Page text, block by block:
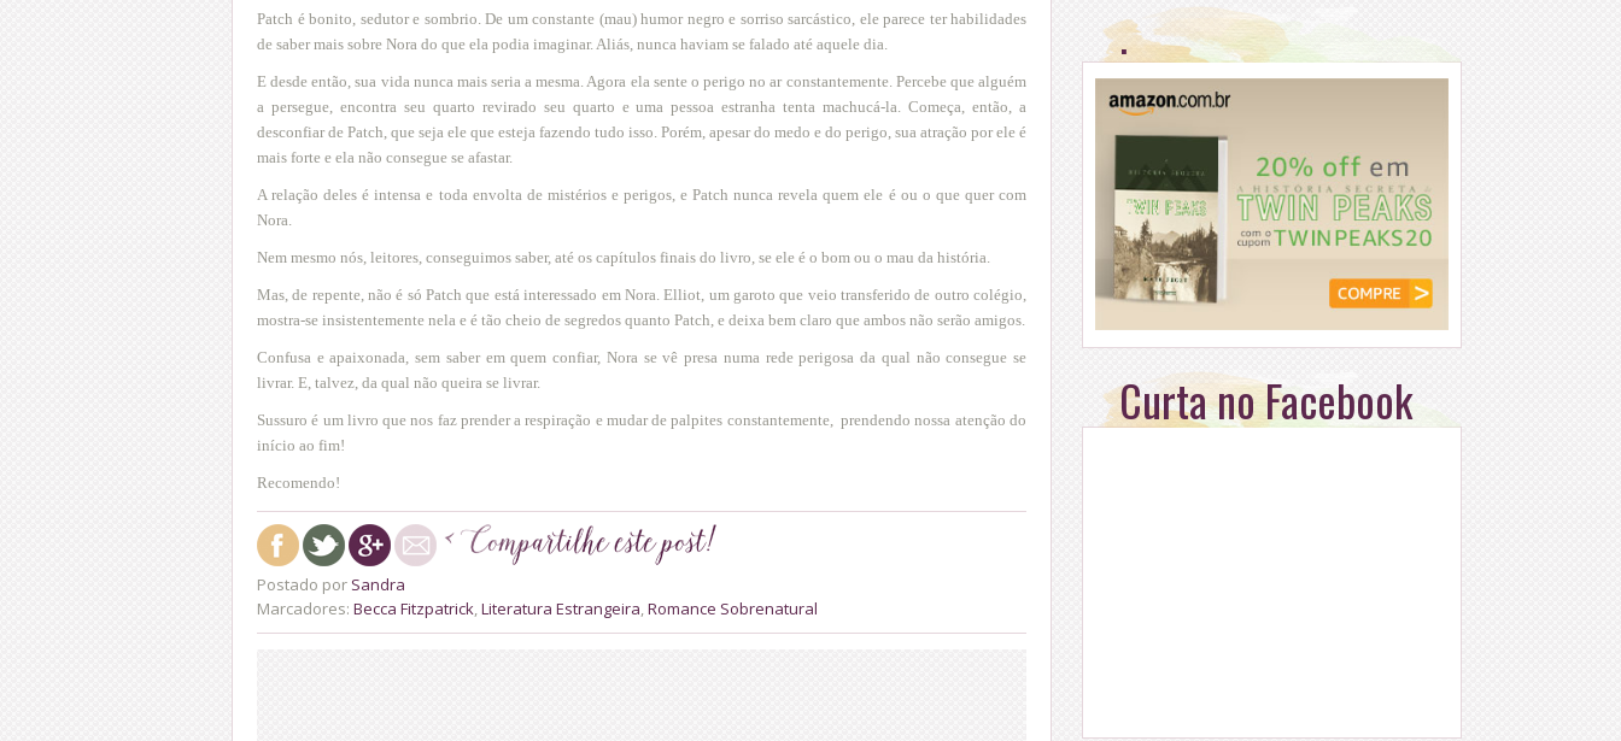
Patch é bonito, sedutor e sombrio. De um constante (mau) humor negro e sorriso sarcástico, ele parece ter habilidades
de saber mais sobre Nora do que ela podia imaginar. Aliás, nunca haviam se falado até aquele dia.
E desde então, sua vida nunca mais seria a mesma. Agora ela sente o perigo no ar constantemente. Percebe que alguém
a persegue, encontra seu quarto revirado seu quarto e uma pessoa estranha tenta machucá-la. Começa, então, a
desconfiar de Patch, que seja ele que esteja fazendo tudo isso. Porém, apesar do medo e do perigo, sua atração por ele é
mais forte e ela não consegue se afastar.
A relação deles é intensa e toda envolta de mistérios e perigos, e Patch nunca revela quem ele é ou o que quer com
Nora.
Nem mesmo nós, leitores, conseguimos saber, até os capítulos finais do livro, se ele é o bom ou o mau da história.
Mas, de repente, não é só Patch que está interessado em Nora. Elliot , um garoto que veio transferido de outro colégio,
mostra-se insistentemente nela e é tão cheio de segredos quanto Patch, e deixa bem claro que ambos não serão amigos.
Confusa e apaixonada, sem saber em quem confiar, Nora se vê presa numa rede perigosa da qual não consegue se
livrar. E, talvez, da qual não queira se livrar.
Sussuro é um livro que nos faz prender a respiração e mudar de palpites constantemente, prendendo nossa atenção do
início ao fim!
Recomendo!
Postado por Sandra
Marcadores: Becca Fitzpatrick Literatura Estrangeira Romance Sobrenatural
.
Curta no Facebook